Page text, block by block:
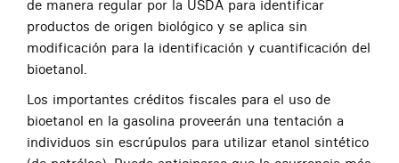
de manera regular por la USDA para identificar
productos de origen biológico y se aplica sin
modificación para la identificación y cuantificación del
bioetanol.
Los importantes créditos fiscales para el uso de
bioetanol en la gasolina proveerán una tentación a
individuos sin escrúpulos para utilizar etanol sintético